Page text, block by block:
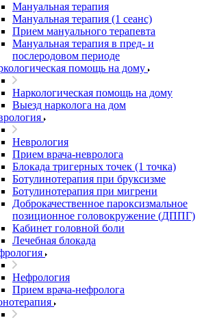
Мануальная терапия
Мануальная терапия (1 сеанс)
Прием мануального терапевта
Мануальная терапия в пред- и
послеродовом периоде
помощь на дому
Наркологическая помощь на дому
Выезд нарколога на дом
Неврология
Прием врача-невролога
Блокада тригерных точек (1 точка)
Ботулинотерапия при бруксизме
Ботулинотерапия при мигрени
Доброкачественное пароксизмальное
позиционное головокружение (ДППГ)
Кабинет головной боли
Лечебная блокада
Нефрология
Прием врача-нефролога